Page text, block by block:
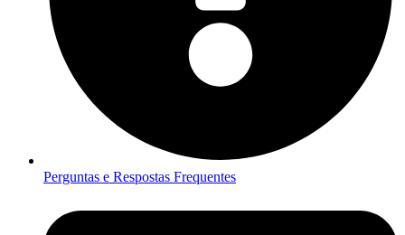
Perguntas e Respostas Frequentes